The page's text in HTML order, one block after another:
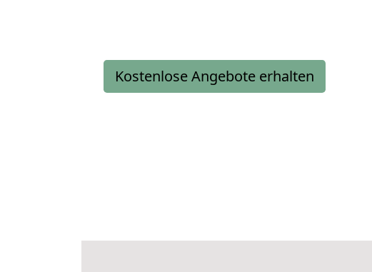
Kostenlose Angebote erhalten